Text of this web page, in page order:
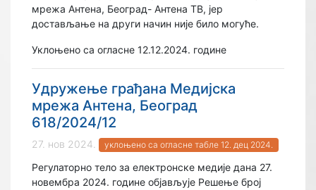
мрежа Антена, Београд- Антена ТВ, јер
достављање на други начин није било могуће.
Уклоњено са огласне 12.12.2024. године
Удружење грађана Медијска
мрежа Антена, Београд
618/2024/12
27. нов 2024. уклоњено са огласне табле 12. дец 2024.
Регулаторно тело за електронске медије дана 27.
новембра 2024. године објављује Решење број